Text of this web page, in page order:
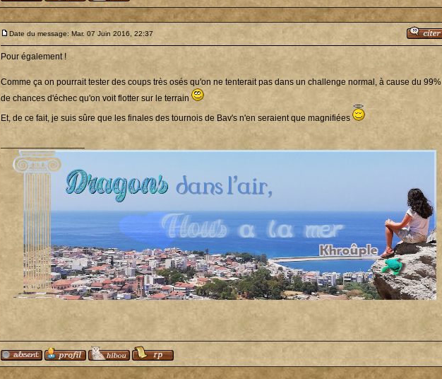
Date du message: Mar. 07 Juin 2016, 22:37
Pour également !
Comme ça on pourrait tester des coups très osés qu'on ne tenterait pas dans un challenge normal, à cause du 99%
de chances d'échec qu'on voit flotter sur le terrain
Et, de ce fait, je suis sûre que les finales des tournois de Bav's n'en seraient que magnifiées